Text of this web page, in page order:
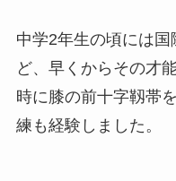
中学2年生の頃には
ど、早くからその才
時に膝の前十字靱帯
練も経験しました。